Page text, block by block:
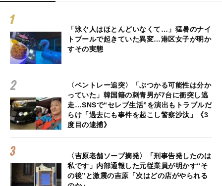
「泳ぐ人はほとんどいなくて…」猛暑のナイ
トプールで起きていた異変…港区女子が明か
すその実態
〈ベントレー追突〉「ぶつかる可能性は分か
っていた」韓国籍の刺青男が7台に衝突し逃
走…SNSで“セレブ生活”を演出もトラブルだ
らけ「過去にも事件を起こし警察沙汰」《3
度目の逮捕》
〈吉原老舗ソープ摘発〉「刑事告発したのは
私です」内部通報した元従業員が明かす“そ
の後”と激震の吉原「次はどの店がやられる